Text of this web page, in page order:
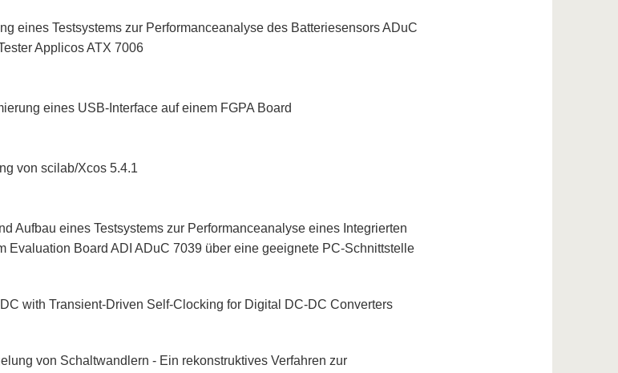
eines Testsystems zur Performanceanalyse des Batterie­sensors ADuC
Applicos ATX 7006
eines USB-Interface auf einem FGPA Board
von scilab/Xcos 5.4.1
Aufbau eines Testsystems zur Performanceanalyse eines Integrierten
Evaluation Board ADI ADuC 7039 über eine geeignete PC-Schnittstelle
with Transient-Driven Self-Clocking for Digital DC-DC Converters
von Schaltwandlern - Ein rekonstruktives Verfahren zur